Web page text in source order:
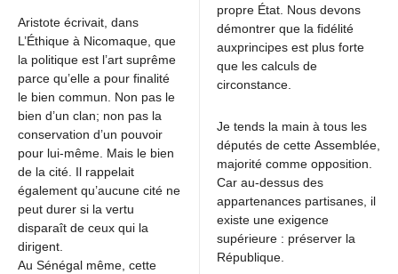
Aristote écrivait, dans
L’Éthique à Nicomaque, que
la politique est l’art suprême
parce qu’elle a pour finalité
le bien commun. Non pas le
bien d’un clan; non pas la
conservation d’un pouvoir
pour lui-même. Mais le bien
de la cité. Il rappelait
également qu’aucune cité ne
peut durer si la vertu
disparaît de ceux qui la
dirigent.
Au Sénégal même, cette
propre État. Nous devons
démontrer que la fidélité
auxprincipes est plus forte
que les calculs de
circonstance.
Je tends la main à tous les
députés de cette Assemblée,
majorité comme opposition.
Car au-dessus des
appartenances partisanes, il
existe une exigence
supérieure : préserver la
République.